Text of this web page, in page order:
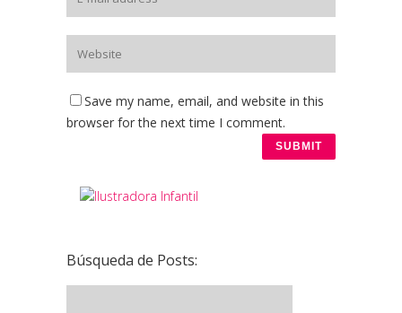
Save my name, email, and website in this
browser for the next time I comment.
Búsqueda de Posts: